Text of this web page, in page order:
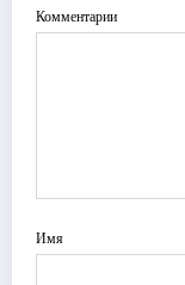
Комментарии
Имя